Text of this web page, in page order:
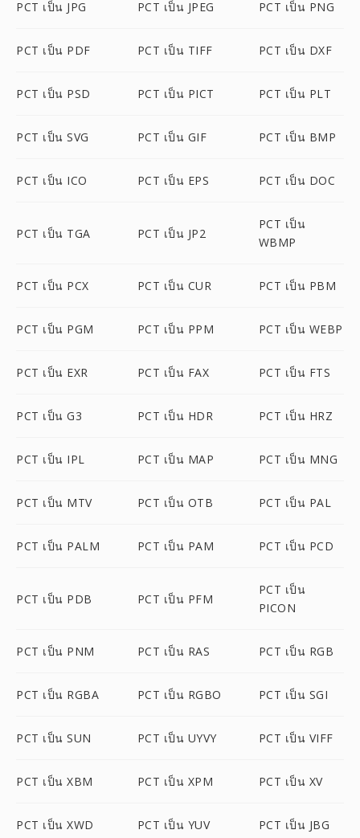
PCT เป็น JPG PCT เป็น JPEG PCT เป็น PNG
PCT เป็น PDF PCT เป็น TIFF PCT เป็น DXF
PCT เป็น PSD PCT เป็น PICT PCT เป็น PLT
PCT เป็น SVG PCT เป็น GIF PCT เป็น BMP
PCT เป็น ICO PCT เป็น EPS PCT เป็น DOC
PCT เป็น TGA PCT เป็น JP2
PCT เป็น
WBMP
PCT เป็น PCX PCT เป็น CUR PCT เป็น PBM
PCT เป็น PGM PCT เป็น PPM PCT เป็น WEBP
PCT เป็น EXR PCT เป็น FAX PCT เป็น FTS
PCT เป็น G3 PCT เป็น HDR PCT เป็น HRZ
PCT เป็น IPL PCT เป็น MAP PCT เป็น MNG
PCT เป็น MTV PCT เป็น OTB PCT เป็น PAL
PCT เป็น PALM PCT เป็น PAM PCT เป็น PCD
PCT เป็น PDB PCT เป็น PFM
PCT เป็น
PICON
PCT เป็น PNM PCT เป็น RAS PCT เป็น RGB
PCT เป็น RGBA PCT เป็น RGBO PCT เป็น SGI
PCT เป็น SUN PCT เป็น UYVY PCT เป็น VIFF
PCT เป็น XBM PCT เป็น XPM PCT เป็น XV
PCT เป็น XWD PCT เป็น YUV PCT เป็น JBG